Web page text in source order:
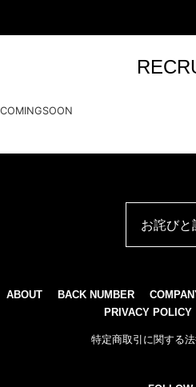
COMINGSOON
お詫びと
ABOUT BACK NUMBER
PRIVACY POLICY
特定商取引に関する